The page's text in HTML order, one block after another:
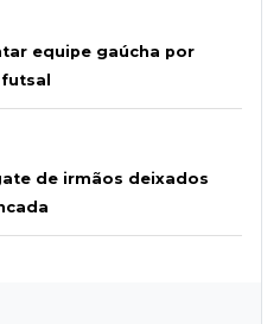
equipe gaúcha por
de irmãos deixados